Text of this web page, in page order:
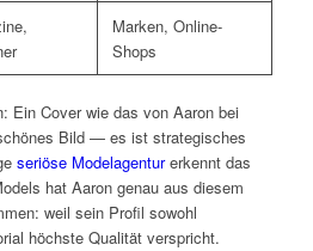
Marken, Online-
Shops
Ein Cover wie das von Aaron bei
Bild — es ist strategisches
seriöse Modelagenturerkennt das
hat Aaron genau aus diesem
weil sein Profil sowohl
höchste Qualität verspricht.